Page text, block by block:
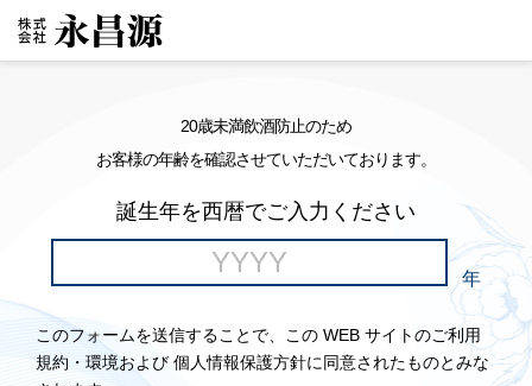
20歳未満飲酒防止のため
お客様の年齢を確認させていただいております。
誕生年を西暦でご入力ください
年
このフォームを送信することで、この WEB サイトのご利用
規約・環境および 個人情報保護方針に同意されたものとみな